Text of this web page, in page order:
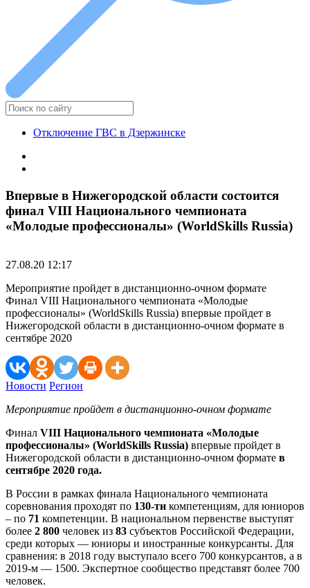
Отключение ГВС в Дзержинске
Впервые в Нижегородской области состоится
финал VIII Национального чемпионата
«Молодые профессионалы» (WorldSkills Russia)
27.08.20 12:17
Мероприятие пройдет в дистанционно-очном формате
Финал VIII Национального чемпионата «Молодые
профессионалы» (WorldSkills Russia) впервые пройдет в
Нижегородской области в дистанционно-очном формате в
сентябре 2020
Новости Регион
Мероприятие пройдет в дистанционно-очном формате
Финал VIII Национального чемпионата «Молодые
профессионалы» (WorldSkills Russia) впервые пройдет в
Нижегородской области в дистанционно-очном формате в
сентябре 2020 года.
В России в рамках финала Национального чемпионата
соревнования проходят по 130-ти компетенциям, для юниоров
– по 71 компетенции. В национальном первенстве выступят
более 2 800 человек из 83 субъектов Российской Федерации,
среди которых — юниоры и иностранные конкурсанты. Для
сравнения: в 2018 году выступало всего 700 конкурсантов, а в
2019-м — 1500. Экспертное сообщество представят более 700
человек.